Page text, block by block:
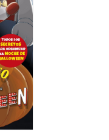
de Halloween